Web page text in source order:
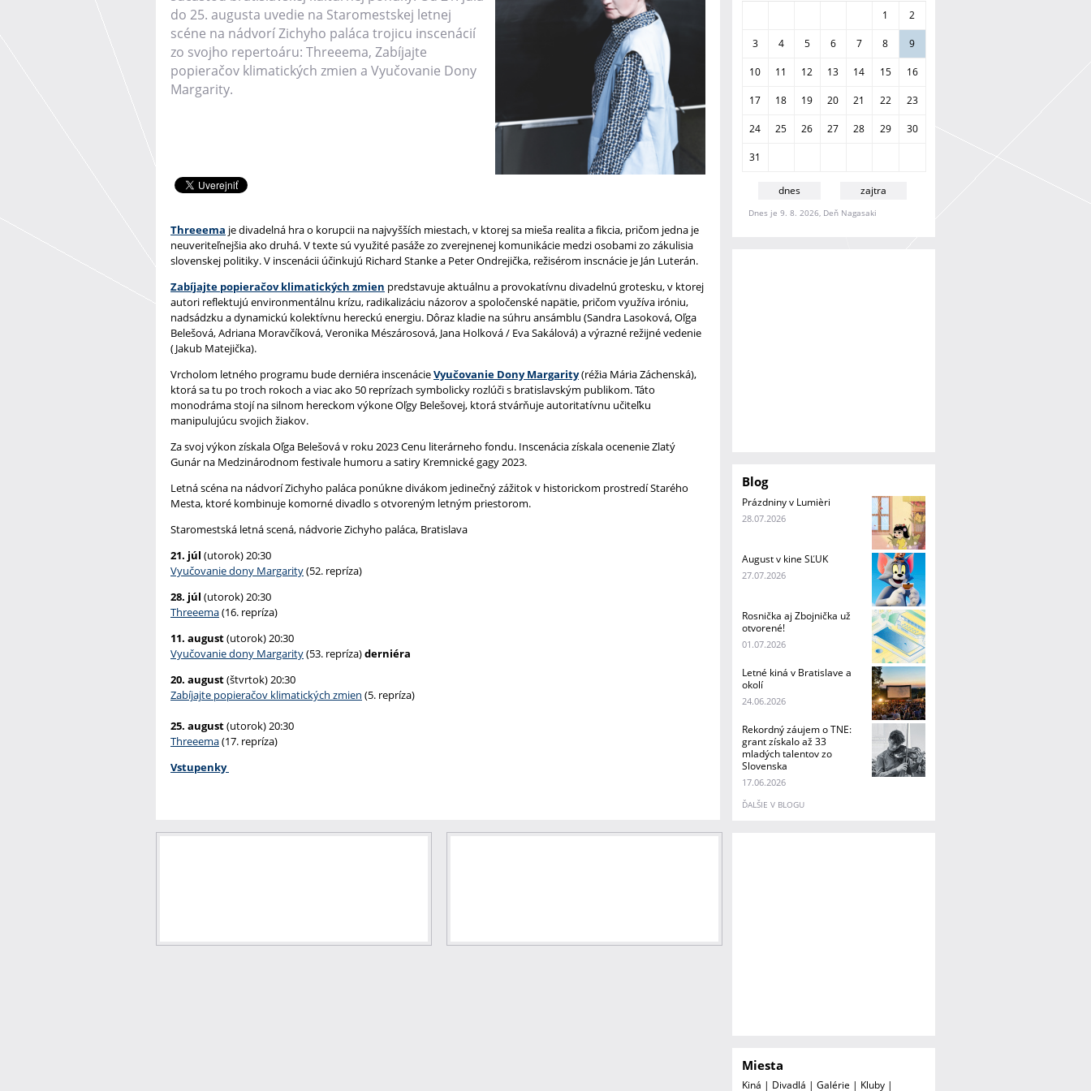
do 25. augusta uvedie na Staromestskej letnej
scéne na nádvorí Zichyho paláca trojicu inscenácií
zo svojho repertoáru: Threeema, Zabíjajte
popieračov klimatických zmien a Vyučovanie Dony
Margarity.
Threeema je divadelná hra o korupcii na najvyšších miestach, v ktorej sa mieša realita a fikcia, pričom jedna je
neuveriteľnejšia ako druhá. V texte sú využité pasáže zo zverejnenej komunikácie medzi osobami zo zákulisia
slovenskej politiky. V inscenácii účinkujú Richard Stanke a Peter Ondrejička, režisérom inscnácie je Ján Luterán.
Zabíjajte popieračov klimatických zmien predstavuje aktuálnu a provokatívnu divadelnú grotesku, v ktorej
autori reflektujú environmentálnu krízu, radikalizáciu názorov a spoločenské napätie, pričom využíva iróniu,
nadsádzku a dynamickú kolektívnu hereckú energiu. Dôraz kladie na súhru ansámblu (Sandra Lasoková, Oľga
Belešová, Adriana Moravčíková, Veronika Mészárosová, Jana Holková / Eva Sakálová) a výrazné režijné vedenie
(Jakub Matejička).
Vrcholom letného programu bude derniéra inscenácieVyučovanie Dony Margarity(réžia Mária Záchenská),
ktorá sa tu po troch rokoch a viac ako 50 reprízach symbolicky rozlúči s bratislavským publikom. Táto
monodráma stojí na silnom hereckom výkone Oľgy Belešovej, ktorá stvárňuje autoritatívnu učiteľku
manipulujúcu svojich žiakov.
Za svoj výkon získala Oľga Belešová v roku 2023 Cenu literárneho fondu. Inscenácia získala ocenenie Zlatý
Gunár na Medzinárodnom festivale humoru a satiry Kremnické gagy 2023.
Letná scéna na nádvorí Zichyho paláca ponúkne divákom jedinečný zážitok v historickom prostredí Starého
Mesta, ktoré kombinuje komorné divadlo s otvoreným letným priestorom.
Staromestská letná scená, nádvorie Zichyho paláca, Bratislava
21. júl (utorok) 20:30
Vyučovanie dony Margarity(52. repríza)
28. júl (utorok) 20:30
Threeema(16. repríza)
11. august(utorok) 20:30
Vyučovanie dony Margarity(53. repríza)derniéra
20. august(štvrtok) 20:30
Zabíjajte popieračov klimatických zmien (5. repríza)
25. august(utorok) 20:30
Threeema(17. repríza)
Vstupenky
1 2
3 4 5 6 7 8 9
10 11 12 13 14 15 16
17 18 19 20 21 22 23
24 25 26 27 28 29 30
31
dnes zajtra
Dnes je 9. 8. 2026, Deň Nagasaki
Blog
Prázdniny v Lumièri
28.07.2026
August v kine SĽUK
27.07.2026
Rosnička aj Zbojnička už
otvorené!
01.07.2026
Letné kiná v Bratislave a
okolí
24.06.2026
Rekordný záujem o TNE:
grant získalo až 33
mladých talentov zo
Slovenska
17.06.2026
ĎALŠIE V BLOGU
Miesta
Kiná | Divadlá | Galérie | Kluby |